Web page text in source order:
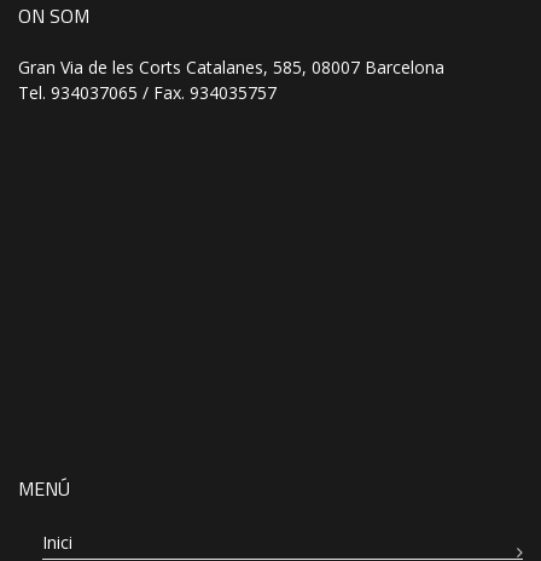
ON SOM
Gran Via de les Corts Catalanes, 585, 08007 Barcelona
Tel. 934037065 / Fax. 934035757
MENÚ
Inici